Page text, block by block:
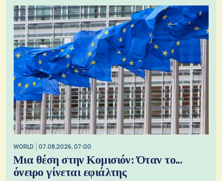
WORLD 07.08.2026, 07:00
Μια θέση στην Κομισιόν: Όταν το...
όνειρο γίνεται εφιάλτης